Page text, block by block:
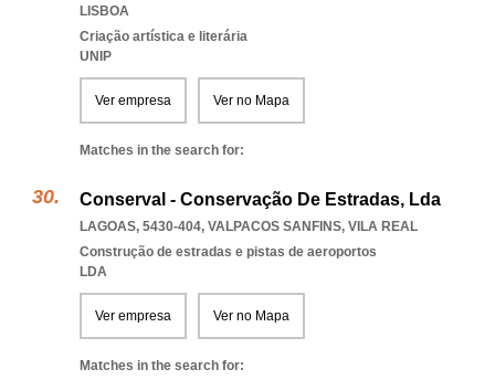
LISBOA
Criação artística e literária
UNIP
Ver empresa Ver no Mapa
Matches in the search for:
Conserval - Conservação De Estradas, Lda
LAGOAS, 5430-404, VALPACOS SANFINS, VILA REAL
Construção de estradas e pistas de aeroportos
LDA
Ver empresa Ver no Mapa
Matches in the search for: